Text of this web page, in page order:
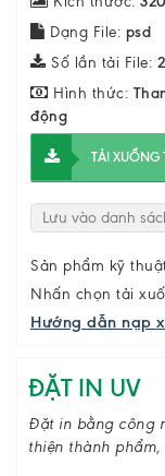
Dạng File: psd
Số lần tải File:
Hình thức:
động
TẢI XUỐNG
Lưu vào danh
Sản phẩm kỹ
Nhấn chọn tải
Hướng dẫn nạp
ĐẶT IN UV
Đặt in bằng công
thiện thành